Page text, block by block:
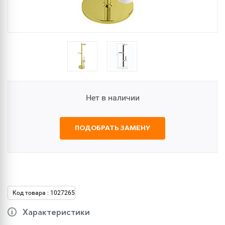
Нет в наличии
ПОДОБРАТЬ ЗАМЕНУ
Код товара : 1027265
Характеристики